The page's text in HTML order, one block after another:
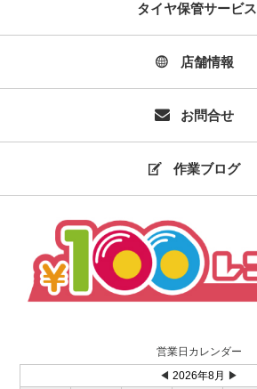
タイヤ保管サービス
店舗情報
お問合せ
作業ブログ
営業日カレンダー
◀ 2026年8月 ▶